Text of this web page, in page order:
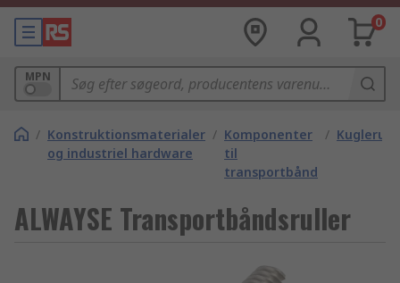
0
MPN
/ Konstruktionsmaterialer
og industriel hardware
/ Komponenter
til
transportbånd
/
ALWAYSE Transportbåndsruller